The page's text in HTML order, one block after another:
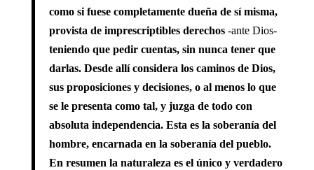
como si fuese completamente dueña de sí misma,
provista de imprescriptibles derechos-ante Dios-
teniendo que pedir cuentas, sin nunca tener que
darlas. Desde allí considera los caminos de Dios,
sus proposiciones y decisiones, o al menos lo que
se le presenta como tal, y juzga de todo con
absoluta independencia. Esta es la soberanía del
hombre, encarnada en la soberanía del pueblo.
En resumen la naturaleza es el único y verdadero